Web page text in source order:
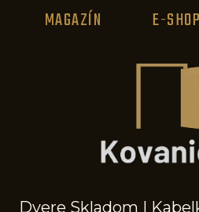
MAGAZÍN E-SHOP
Dvere Skladom |